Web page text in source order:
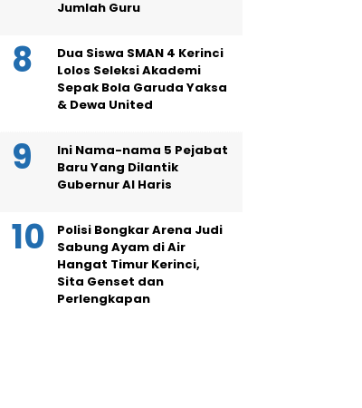
Jumlah Guru
Dua Siswa SMAN 4 Kerinci
Lolos Seleksi Akademi
Sepak Bola Garuda Yaksa
& Dewa United
Ini Nama-nama 5 Pejabat
Baru Yang Dilantik
Gubernur Al Haris
Polisi Bongkar Arena Judi
Sabung Ayam di Air
Hangat Timur Kerinci,
Sita Genset dan
Perlengkapan